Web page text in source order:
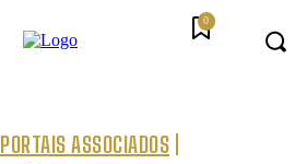
0
PORTAIS ASSOCIADOS